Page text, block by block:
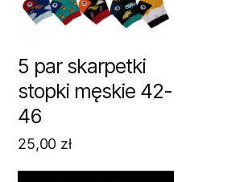
5 par skarpetki
stopki męskie 42-
46
25,00 zł